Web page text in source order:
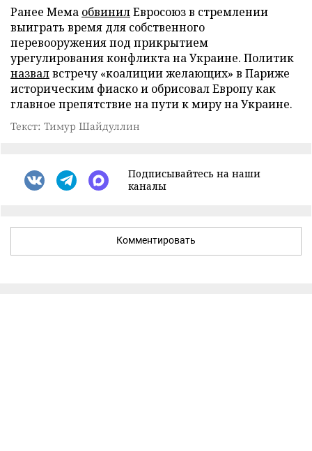
Ранее Мема обвинилЕвросоюз в стремлении
выиграть время для собственного
перевооружения под прикрытием
урегулирования конфликта на Украине. Политик
назвалвстречу «коалиции желающих» в Париже
историческим фиаско и обрисовал Европу как
главное препятствие на пути к миру на Украине.
Текст: Тимур Шайдуллин
Подписывайтесь на наши
каналы
Комментировать